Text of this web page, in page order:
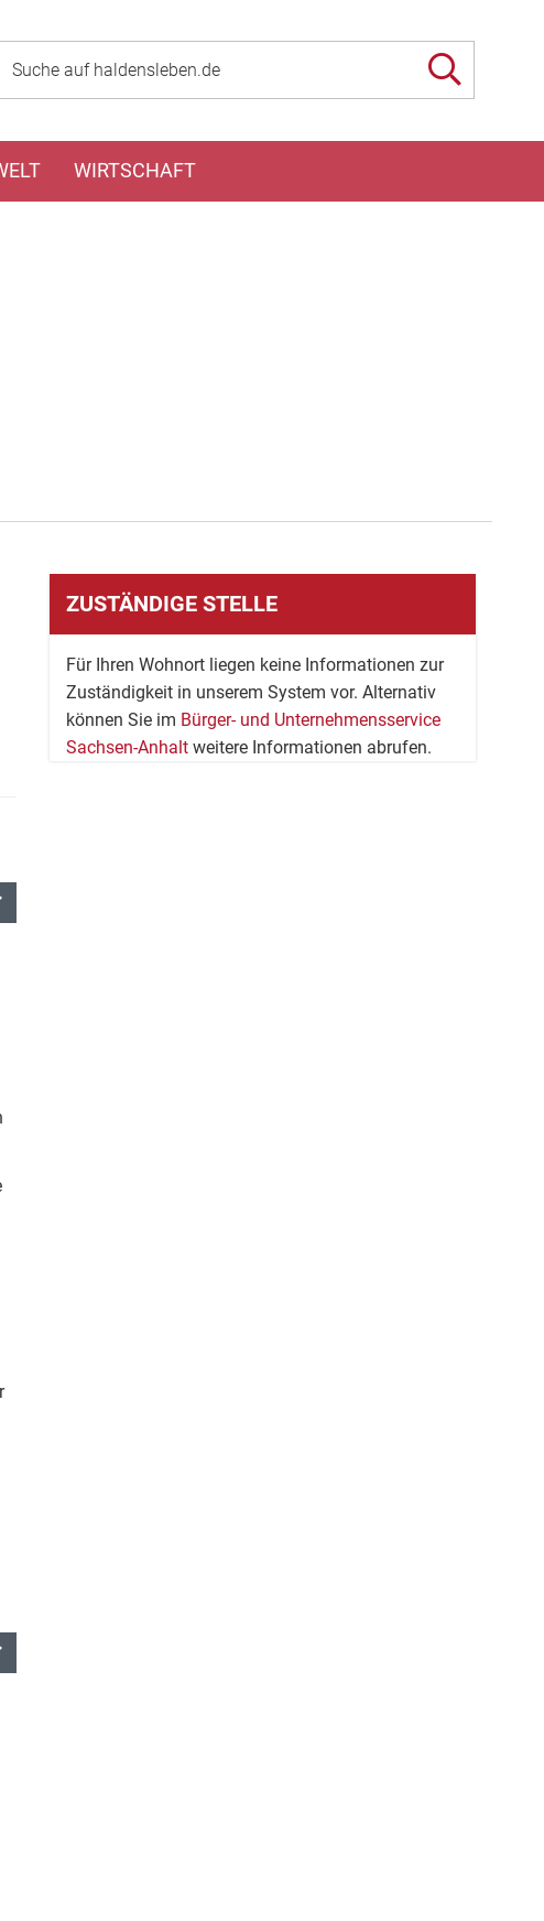
WIRTSCHAFT
ZUSTÄNDIGE STELLE
Für Ihren Wohnort liegen keine Informationen zur
Zuständigkeit in unserem System vor. Alternativ
können Sie im Bürger- und Unternehmensservice
Sachsen-Anhalt weitere Informationen abrufen.